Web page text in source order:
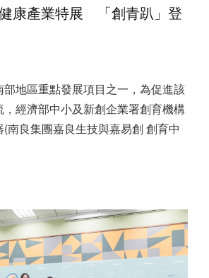
康產業特展 「創青趴」登
地區重點發展項目之一，為促進該
經濟部中小及新創企業署創育機構
南良集團嘉良生技與嘉易創 創育中